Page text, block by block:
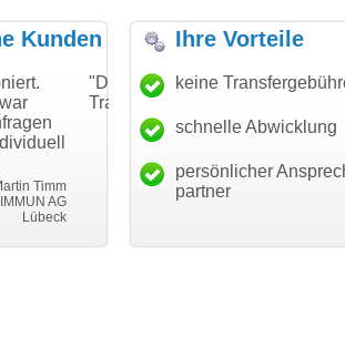
Kunden
für den schnellen
und guten Service!"
Thomas Schäfer
eckert communication GmbH
"Ich bin
haben. Die
mein
Ihre Vorteile
keine
schnelle Abwicklung
persönlicher
partner